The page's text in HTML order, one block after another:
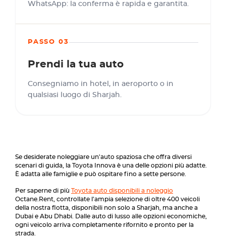
WhatsApp: la conferma è rapida e garantita.
PASSO 03
Prendi la tua auto
Consegniamo in hotel, in aeroporto o in
qualsiasi luogo di Sharjah.
Se desiderate noleggiare un'auto spaziosa che offra diversi
scenari di guida, la Toyota Innova è una delle opzioni più adatte.
È adatta alle famiglie e può ospitare fino a sette persone.
Per saperne di più Toyota auto disponibili a noleggio
Octane.Rent, controllate l'ampia selezione di oltre 400 veicoli
della nostra flotta, disponibili non solo a Sharjah, ma anche a
Dubai e Abu Dhabi. Dalle auto di lusso alle opzioni economiche,
ogni veicolo arriva completamente rifornito e pronto per la
strada.